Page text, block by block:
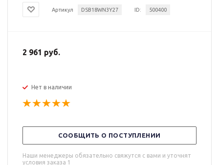
Артикул DSB18WN3Y27 ID: 500400
2 961 руб.
Нет в наличии
СООБЩИТЬ О ПОСТУПЛЕНИИ
Наши менеджеры обязательно свяжутся с вами и уточнят
условия заказа 1